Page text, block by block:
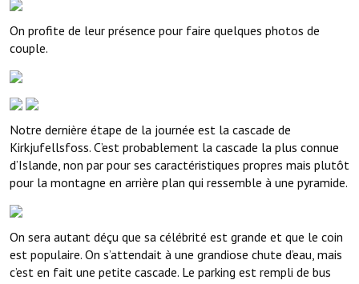
On profite de leur présence pour faire quelques photos de
couple.
Notre dernière étape de la journée est la cascade de
Kirkjufellsfoss. C’est probablement la cascade la plus connue
d’Islande, non par pour ses caractéristiques propres mais plutôt
pour la montagne en arrière plan qui ressemble à une pyramide.
On sera autant déçu que sa célébrité est grande et que le coin
est populaire. On s’attendait à une grandiose chute d’eau, mais
c’est en fait une petite cascade. Le parking est rempli de bus